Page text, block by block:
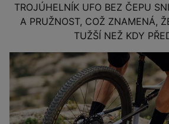
TROJÚHELNÍK UFO BEZ ČEPU
A PRUŽNOST, COŽ ZNAMENÁ,
TUŽŠÍ NEŽ KDY